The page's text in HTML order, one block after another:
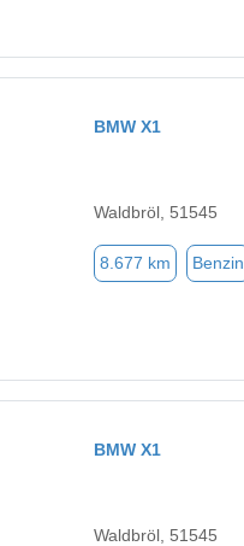
BMW X1
Waldbröl, 51545
8.677 km Benzin
BMW X1
Waldbröl, 51545